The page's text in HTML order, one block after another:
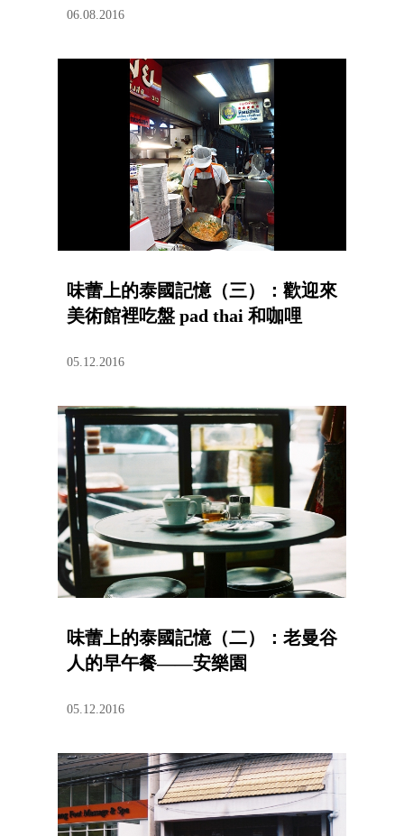
06.08.2016
味蕾上的泰國記憶（三）：歡迎來
美術館裡吃盤 pad thai 和咖哩
05.12.2016
味蕾上的泰國記憶（二）：老曼谷
人的早午餐——安樂園
05.12.2016